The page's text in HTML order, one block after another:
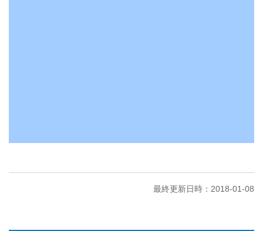
最終更新日時：2018-01-08